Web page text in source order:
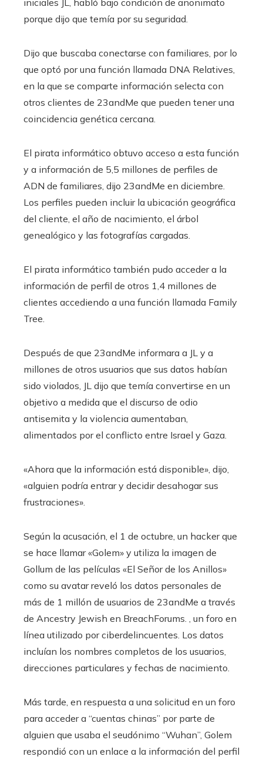
porque dijo que temía por su seguridad.
Dijo que buscaba conectarse con familiares, por lo
que optó por una función llamada DNA Relatives,
en la que se comparte información selecta con
otros clientes de 23andMe que pueden tener una
coincidencia genética cercana.
El pirata informático obtuvo acceso a esta función
y a información de 5,5 millones de perfiles de
ADN de familiares, dijo 23andMe en diciembre.
Los perfiles pueden incluir la ubicación geográfica
del cliente, el año de nacimiento, el árbol
genealógico y las fotografías cargadas.
El pirata informático también pudo acceder a la
información de perfil de otros 1,4 millones de
clientes accediendo a una función llamada Family
Tree.
Después de que 23andMe informara a JL y a
millones de otros usuarios que sus datos habían
sido violados, JL dijo que temía convertirse en un
objetivo a medida que el discurso de odio
antisemita y la violencia aumentaban,
alimentados por el conflicto entre Israel y Gaza.
«Ahora que la información está disponible», dijo,
«alguien podría entrar y decidir desahogar sus
frustraciones».
Según la acusación, el 1 de octubre, un hacker que
se hace llamar «Golem» y utiliza la imagen de
Gollum de las películas «El Señor de los Anillos»
como su avatar reveló los datos personales de
más de 1 millón de usuarios de 23andMe a través
de Ancestry Jewish en BreachForums. , un foro en
línea utilizado por ciberdelincuentes. Los datos
incluían los nombres completos de los usuarios,
direcciones particulares y fechas de nacimiento.
Más tarde, en respuesta a una solicitud en un foro
para acceder a “cuentas chinas” por parte de
alguien que usaba el seudónimo “Wuhan”, Golem
respondió con un enlace a la información del perfil